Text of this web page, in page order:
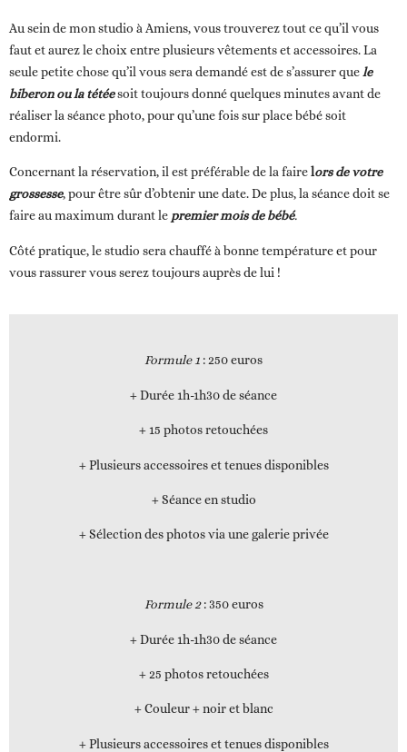
Au sein de mon studio à Amiens, vous trouverez tout ce qu’il vous
faut et aurez le choix entre plusieurs vêtements et accessoires. La
seule petite chose qu’il vous sera demandé est de s’assurer que le
biberon ou la tétéesoit toujours donné quelques minutes avant de
réaliser la séance photo, pour qu’une fois sur place bébé soit
endormi.
Concernant la réservation, il est préférable de la fairelors de votre
grossesse, pour être sûr d’obtenir une date. De plus, la séance doit se
faire au maximum durant le premier mois de bébé.
Côté pratique, le studio sera chauffé à bonne température et pour
vous rassurer vous serez toujours auprès de lui !
Formule 1 : 250 euros
+ Durée 1h-1h30 de séance
+ 15 photos retouchées
+ Plusieurs accessoires et tenues disponibles
+ Séance en studio
+ Sélection des photos via une galerie privée
Formule 2: 350 euros
+ Durée 1h-1h30 de séance
+ 25 photos retouchées
+ Couleur + noir et blanc
+ Plusieurs accessoires et tenues disponibles